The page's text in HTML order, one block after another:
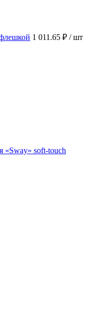
1 011.65 ₽ / шт
«Sway» soft-touch